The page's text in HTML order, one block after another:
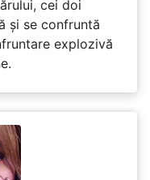
cei doi
și se confruntă
explozivă